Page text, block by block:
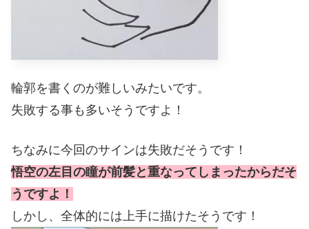
輪郭を書くのが難しいみたいです。
失敗する事も多いそうですよ！
ちなみに今回のサインは失敗だそうです！
悟空の左目の瞳が前髪と重なってしまったからだそ
うですよ！
しかし、全体的には上手に描けたそうです！